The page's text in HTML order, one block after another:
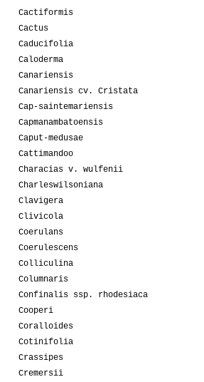
Cactiformis
Cactus
Caducifolia
Caloderma
Canariensis
Canariensis cv. Cristata
Cap-saintemariensis
Capmanambatoensis
Caput-medusae
Cattimandoo
Characias v. wulfenii
Charleswilsoniana
Clavigera
Clivicola
Coerulans
Coerulescens
Colliculina
Columnaris
Confinalis ssp. rhodesiaca
Cooperi
Coralloides
Cotinifolia
Crassipes
Cremersii